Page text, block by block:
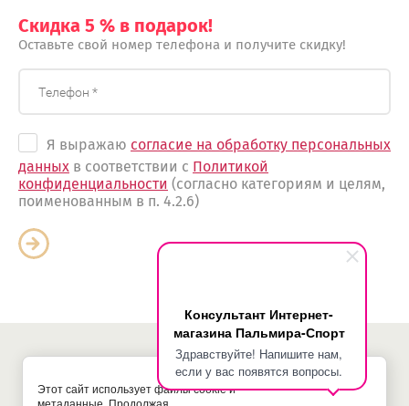
Консультант Интернет-
магазина Пальмира-Спорт
Здравствуйте! Напишите нам,
если у вас появятся вопросы.
Скидка 5 % в подарок!
Оставьте свой номер телефона и получите скидку!
Я выражаю согласие на обработку персональных
данных в соответствии с Политикой
конфиденциальности (согласно категориям и целям,
поименованным в п. 4.2.6)
© 2018 - 2026 Пальмира-СпортПолитика конфиденциальности
Этот сайт использует файлы cookie и